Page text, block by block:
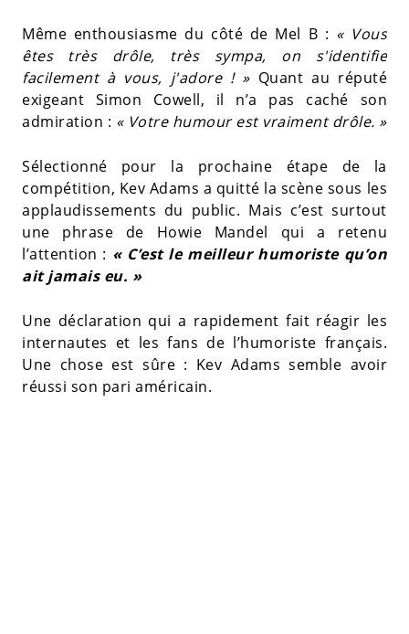
Même enthousiasme du côté de Mel B : « Vous
êtes très drôle, très sympa, on s'identifie
facilement à vous, j'adore ! »Quant au réputé
exigeant Simon Cowell, il n’a pas caché son
admiration : « Votre humour est vraiment drôle. »
Sélectionné pour la prochaine étape de la
compétition, Kev Adams a quitté la scène sous les
applaudissements du public. Mais c’est surtout
une phrase de Howie Mandel qui a retenu
l’attention : « C’est le meilleur humoriste qu’on
ait jamais eu. »
Une déclaration qui a rapidement fait réagir les
internautes et les fans de l’humoriste français.
Une chose est sûre : Kev Adams semble avoir
réussi son pari américain.